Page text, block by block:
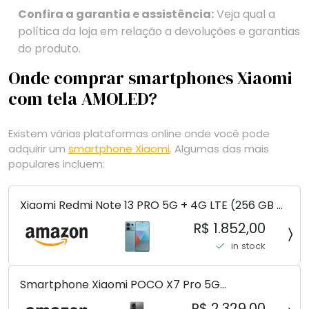
Confira a garantia e assistência:Veja qual a
política da loja em relação a devoluções e garantias
do produto.
Onde comprar smartphones Xiaomi
com tela AMOLED?
Existem várias plataformas online onde você pode
adquirir um smartphone Xiaomi. Algumas das mais
populares incluem:
Xiaomi Redmi Note 13 PRO 5G + 4G LTE (256 GB +
8 GB) 200 MP Triplo (Mobile Mint Tello e) +
(Pacote de carregador duplo de carro rápido)
(Ocean Teal (ROM))
R$ 1.852,00
in stock
Smartphone Xiaomi POCO X7 Pro 5G
8+256GB/12+256GB/12+512GB